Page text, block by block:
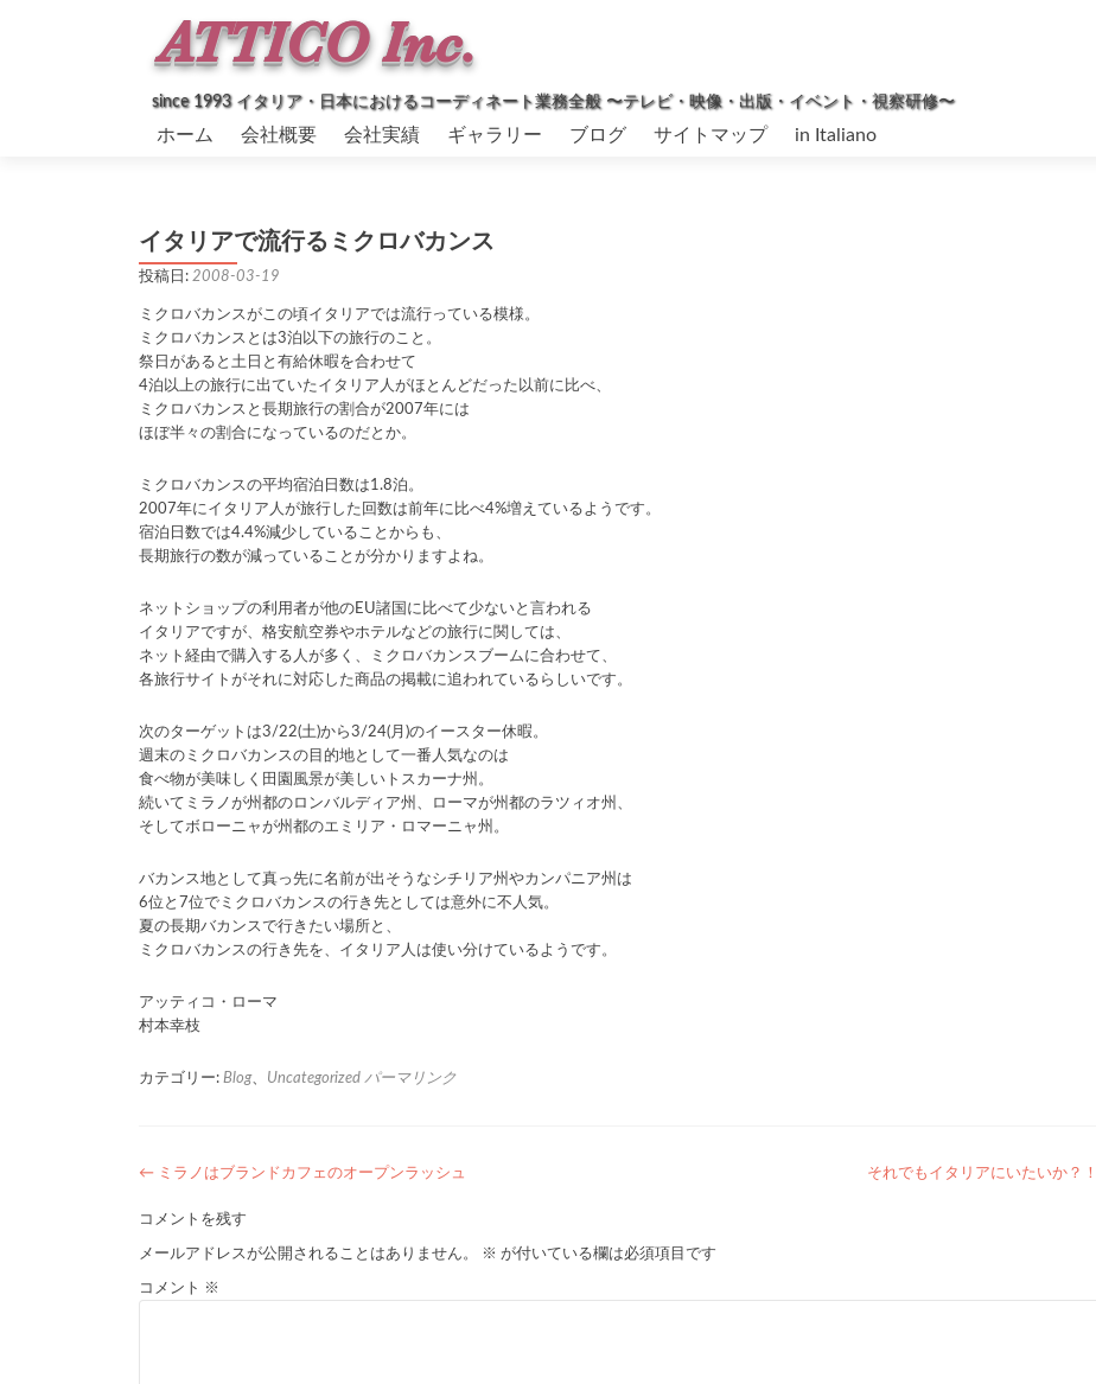
since 1993 イタリア・日本におけるコーディネート業務全般 〜テレビ・映像・出版・イベント・視察研修〜
へ
ス
キ
ッ
ホーム 会社概要 会社実績 ギャラリー ブログ サイトマップ in Italiano
イタリアで流行るミクロバカンス
投稿日: 2008-03-19
ミクロバカンスがこの頃イタリアでは流行っている模様。
ミクロバカンスとは3泊以下の旅行のこと。
祭日があると土日と有給休暇を合わせて
4泊以上の旅行に出ていたイタリア人がほとんどだった以前に比べ、
ミクロバカンスと長期旅行の割合が2007年には
ほぼ半々の割合になっているのだとか。
ミクロバカンスの平均宿泊日数は1.8泊。
2007年にイタリア人が旅行した回数は前年に比べ4%増えているようです。
宿泊日数では4.4%減少していることからも、
長期旅行の数が減っていることが分かりますよね。
ネットショップの利用者が他のEU諸国に比べて少ないと言われる
イタリアですが、格安航空券やホテルなどの旅行に関しては、
ネット経由で購入する人が多く、ミクロバカンスブームに合わせて、
各旅行サイトがそれに対応した商品の掲載に追われているらしいです。
次のターゲットは3/22(土)から3/24(月)のイースター休暇。
週末のミクロバカンスの目的地として一番人気なのは
食べ物が美味しく田園風景が美しいトスカーナ州。
続いてミラノが州都のロンバルディア州、ローマが州都のラツィオ州、
そしてボローニャが州都のエミリア・ロマーニャ州。
バカンス地として真っ先に名前が出そうなシチリア州やカンパニア州は
6位と7位でミクロバカンスの行き先としては意外に不人気。
夏の長期バカンスで行きたい場所と、
ミクロバカンスの行き先を、イタリア人は使い分けているようです。
アッティコ・ローマ
村本幸枝
カテゴリー: Blog、 Uncategorized パーマリンク
投
稿
ナ
ビ
← ミラノはブランドカフェのオープンラッシュ それでもイタリアにいたいか？！
コメントを残す
メールアドレスが公開されることはありません。 ※ が付いている欄は必須項目です
コメント ※